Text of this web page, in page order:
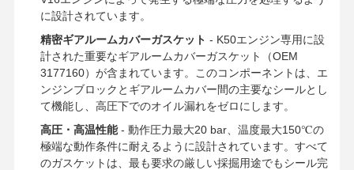
に設計されています。
精密ギアルームカバーガスケット - K50エンジン専用に設
計された重要なギアルームカバーガスケット（OEM
3177160）が含まれています。このコンポーネントは、エ
ンジンブロックとギアルームカバー間の主要なシールとし
て機能し、高圧下でのオイル漏れをゼロにします。
高圧・高温性能- 動作圧力最大20 bar、温度最大150℃の
極端な動作条件に耐えるように設計されています。すべて
のガスケットは、最も要求の厳しい採掘用途でもシール完